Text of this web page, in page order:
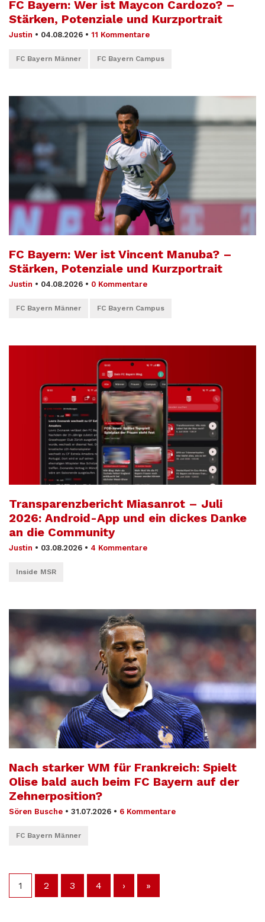
FC Bayern: Wer ist Maycon Cardozo? –
Stärken, Potenziale und Kurzportrait
Justin • 04.08.2026 • 11 Kommentare
FC Bayern Männer FC Bayern Campus
FC Bayern: Wer ist Vincent Manuba? –
Stärken, Potenziale und Kurzportrait
Justin • 04.08.2026 • 0 Kommentare
FC Bayern Männer FC Bayern Campus
Transparenzbericht Miasanrot – Juli
2026: Android-App und ein dickes Danke
an die Community
Justin • 03.08.2026 • 4 Kommentare
Inside MSR
Nach starker WM für Frankreich: Spielt
Olise bald auch beim FC Bayern auf der
Zehnerposition?
Sören Busche • 31.07.2026 • 6 Kommentare
FC Bayern Männer
1 2 3 4 › »